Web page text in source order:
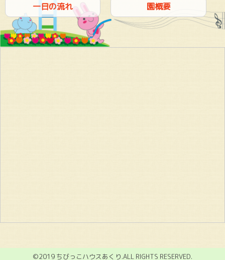
一日の流れ 園概要
©2019 ちびっこハウスあくり.ALL RIGHTS RESERVED.